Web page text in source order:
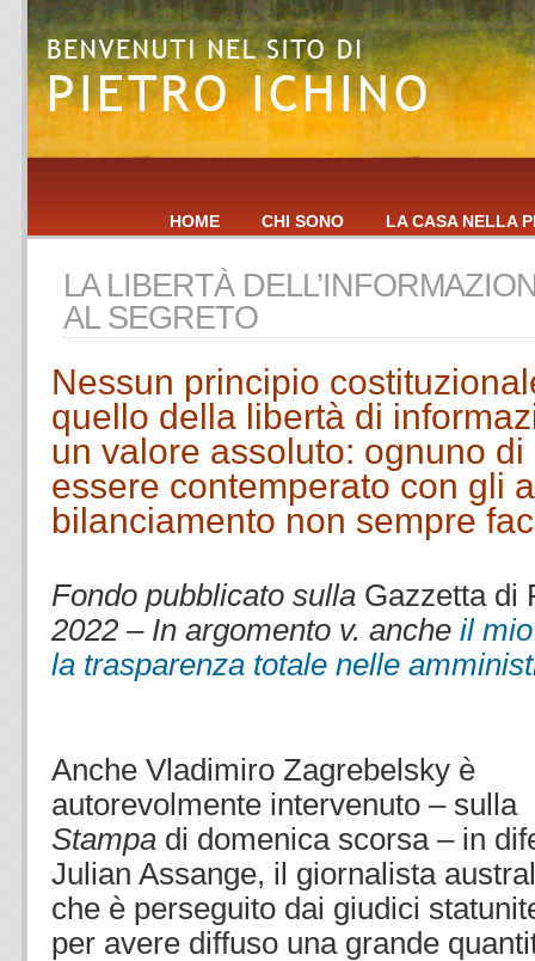
HOME CHI SONO LA CASA NELLA
LA LIBERTÀ
AL SEGRETO
Nessun principio
quello della libertà di
un valore assoluto: ognuno
essere contemperato con gli
bilanciamento non sempre
Fondo pubblicato sulla Gazzetta di
2022 – In argomento v. anche il
la trasparenza totale nelle
Anche Vladimiro Zagrebelsky è
autorevolmente intervenuto – sulla
Stampa di domenica scorsa – in
Julian Assange, il giornalista
che è perseguito dai giudici
per avere diffuso una grande